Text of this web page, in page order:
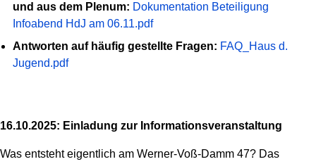
und aus dem Plenum: Dokumentation Beteiligung
Infoabend HdJ am 06.11.pdf
Antworten auf häufig gestellte Fragen: FAQ_Haus d.
Jugend.pdf
16.10.2025: Einladung zur Informationsveranstaltung
Was entsteht eigentlich am Werner-Voß-Damm 47? Das